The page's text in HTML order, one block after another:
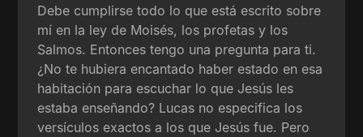
Debe cumplirse todo lo que está escrito sobre
mí en la ley de Moisés, los profetas y los
Salmos. Entonces tengo una pregunta para ti.
¿No te hubiera encantado haber estado en esa
habitación para escuchar lo que Jesús les
estaba enseñando? Lucas no especifica los
versículos exactos a los que Jesús fue. Pero